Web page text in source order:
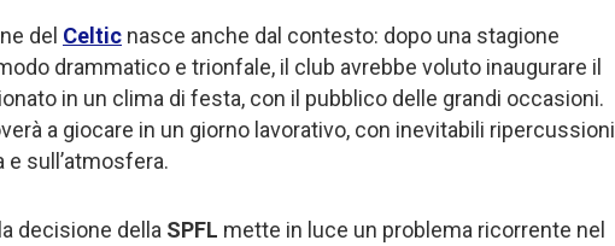
del Celtic nasce anche dal contesto: dopo una stagione
drammatico e trionfale, il club avrebbe voluto inaugurare il
in un clima di festa, con il pubblico delle grandi occasioni.
a giocare in un giorno lavorativo, con inevitabili ripercussioni
e sull’atmosfera.
decisione della SPFL mette in luce un problema ricorrente nel